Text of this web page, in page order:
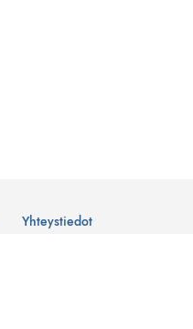
Yhteystiedot